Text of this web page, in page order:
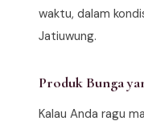
waktu, dalam
Jatiuwung.
Produk Bunga
Kalau Anda ragu